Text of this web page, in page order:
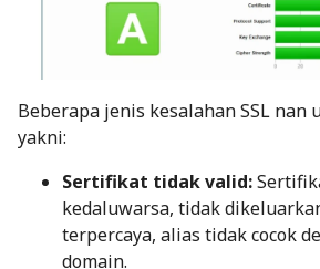
Beberapa jenis kesalahan SSL nan
yakni:
Sertifikat tidak valid:
kedaluwarsa, tidak
terpercaya, alias tidak cocok
domain.